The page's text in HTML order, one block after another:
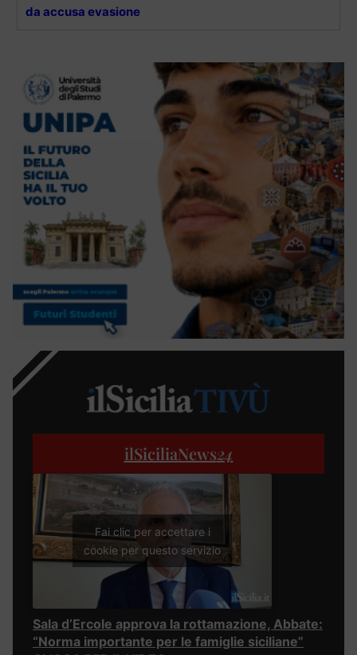
da accusa evasione
ilSiciliaNews24
Fai clic per accettare i
cookie per questo servizio
Sala d’Ercole approva la rottamazione, Abbate:
“Norma importante per le famiglie siciliane”